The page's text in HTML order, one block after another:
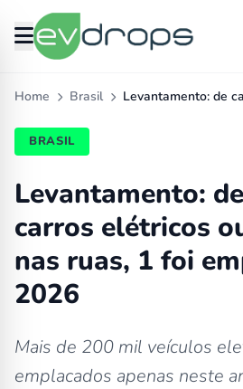
Home Brasil Levantamento: de
BRASIL
Levantamento:
carros elétricos
nas ruas, 1 foi
2026
Mais de 200 mil veículos
emplacados apenas neste